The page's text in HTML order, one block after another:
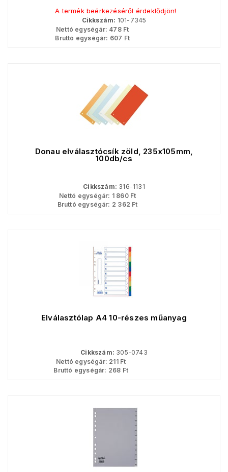
A termék beérkezéséről érdeklődjön!
Cikkszám: 101-7345
Nettó egységár: 478Ft
Bruttó egységár: 607 Ft
Donau elválasztócsík zöld, 235x105mm,
100db/cs
Cikkszám: 316-1131
Nettó egységár: 1 860Ft
Bruttó egységár: 2 362 Ft
Elválasztólap A4 10-részes műanyag
Cikkszám: 305-0743
Nettó egységár: 211Ft
Bruttó egységár: 268 Ft